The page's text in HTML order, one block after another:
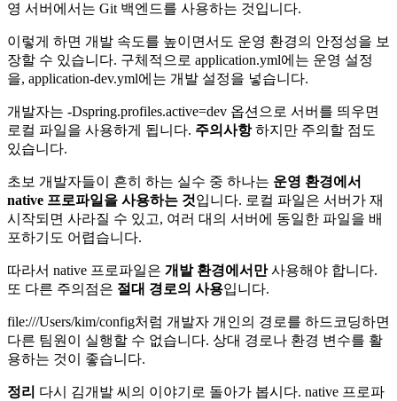
영 서버에서는 Git 백엔드를 사용하는 것입니다.
이렇게 하면 개발 속도를 높이면서도 운영 환경의 안정성을 보
장할 수 있습니다. 구체적으로 application.yml에는 운영 설정
을, application-dev.yml에는 개발 설정을 넣습니다.
개발자는 -Dspring.profiles.active=dev 옵션으로 서버를 띄우면
로컬 파일을 사용하게 됩니다. 주의사항하지만 주의할 점도
있습니다.
초보 개발자들이 흔히 하는 실수 중 하나는 운영 환경에서
native 프로파일을 사용하는 것입니다. 로컬 파일은 서버가 재
시작되면 사라질 수 있고, 여러 대의 서버에 동일한 파일을 배
포하기도 어렵습니다.
따라서 native 프로파일은 개발 환경에서만사용해야 합니다.
또 다른 주의점은 절대 경로의 사용입니다.
file:///Users/kim/config처럼 개발자 개인의 경로를 하드코딩하면
다른 팀원이 실행할 수 없습니다. 상대 경로나 환경 변수를 활
용하는 것이 좋습니다.
정리 다시 김개발 씨의 이야기로 돌아가 봅시다. native 프로파